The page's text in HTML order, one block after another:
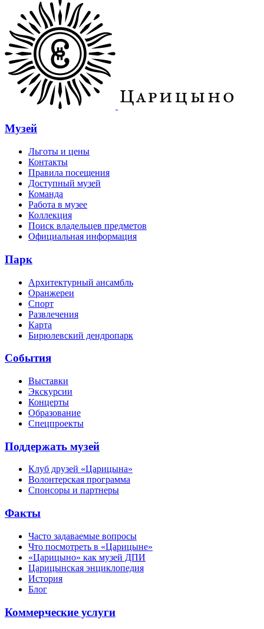
Музей
Льготы и цены
Контакты
Правила посещения
Доступный музей
Команда
Работа в музее
Коллекция
Поиск владельцев предметов
Официальная информация
Парк
Архитектурный ансамбль
Оранжереи
Спорт
Развлечения
Карта
Бирюлевский дендропарк
События
Выставки
Экскурсии
Концерты
Образование
Спецпроекты
Поддержать музей
Клуб друзей «Царицына»
Волонтерская программа
Спонсоры и партнеры
Факты
Часто задаваемые вопросы
Что посмотреть в «Царицыне»
«Царицыно» как музей ДПИ
Царицынская энциклопедия
История
Блог
Коммерческие услуги